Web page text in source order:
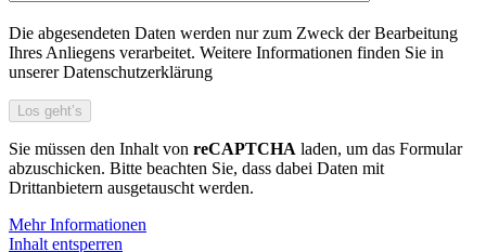
Die abgesendeten Daten werden nur zum Zweck der Bearbeitung
Ihres Anliegens verarbeitet. Weitere Informationen finden Sie in
unserer Datenschutzerklärung
Sie müssen den Inhalt von reCAPTCHA laden, um das Formular
abzuschicken. Bitte beachten Sie, dass dabei Daten mit
Drittanbietern ausgetauscht werden.
Mehr Informationen
Inhalt entsperren